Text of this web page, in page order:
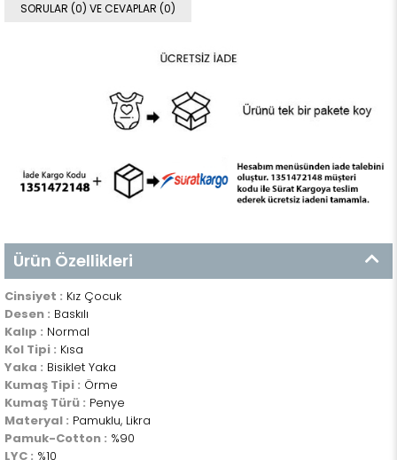
SORULAR (0) VE CEVAPLAR (0)
Ürün Özellikleri
Cinsiyet : Kız Çocuk
Desen : Baskılı
Kalıp : Normal
Kol Tipi : Kısa
Yaka : Bisiklet Yaka
Kumaş Tipi : Örme
Kumaş Türü : Penye
Materyal : Pamuklu, Likra
Pamuk-Cotton : %90
LYC : %10